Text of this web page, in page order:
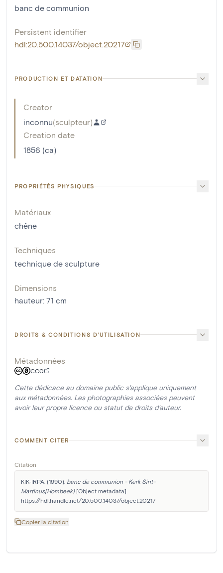
banc de communion
Persistent identifier
hdl:20.500.14037/object.20217
PRODUCTION ET DATATION
Creator
inconnu(sculpteur)
Creation date
1856 (ca)
PROPRIÉTÉS PHYSIQUES
Matériaux
chêne
Techniques
technique de sculpture
Dimensions
hauteur: 71 cm
DROITS & CONDITIONS D'UTILISATION
Métadonnées
CC0
Cette dédicace au domaine public s'applique uniquement
aux métadonnées. Les photographies associées peuvent
avoir leur propre licence ou statut de droits d'auteur.
COMMENT CITER
Citation
KIK-IRPA. (1990). banc de communion - Kerk Sint-
Martinus[Hombeek] [Object metadata].
https://hdl.handle.net/20.500.14037/object.20217
Copier la citation